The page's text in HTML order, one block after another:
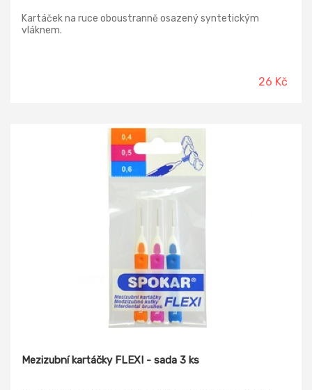
Kartáček na ruce oboustranně osazený syntetickým
vláknem.
26 Kč
Mezizubní kartáčky FLEXI - sada 3 ks